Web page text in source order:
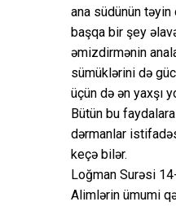
ana südünün
başqa bir şey
əmizdirmənin
sümüklərini də
üçün də ən yaxşı
Bütün bu
dərmanlar
keçə bilər.
Loğman Surəsi
Alimlərin ümumi